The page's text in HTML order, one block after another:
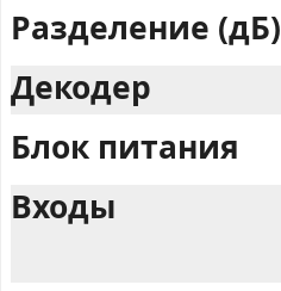
Разделение (дБ)
Декодер
Блок питания
Входы